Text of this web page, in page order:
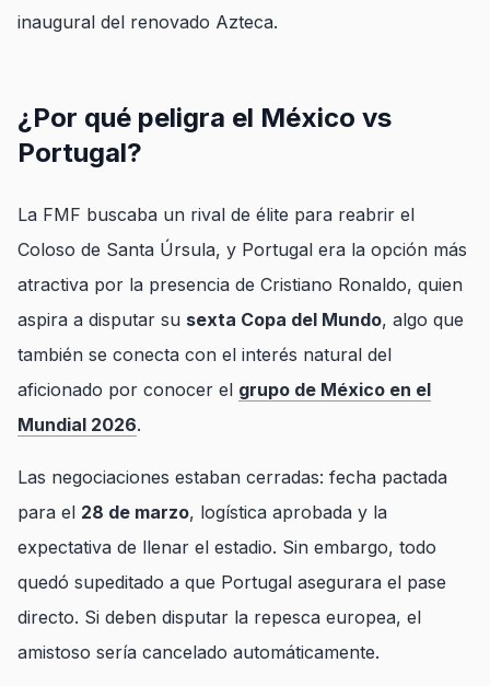
inaugural del renovado Azteca.
¿Por qué peligra el México vs
Portugal?
La FMF buscaba un rival de élite para reabrir el
Coloso de Santa Úrsula, y Portugal era la opción más
atractiva por la presencia de Cristiano Ronaldo, quien
aspira a disputar su sexta Copa del Mundo, algo que
también se conecta con el interés natural del
aficionado por conocer el grupo de México en el
Mundial 2026.
Las negociaciones estaban cerradas: fecha pactada
para el 28 de marzo, logística aprobada y la
expectativa de llenar el estadio. Sin embargo, todo
quedó supeditado a que Portugal asegurara el pase
directo. Si deben disputar la repesca europea, el
amistoso sería cancelado automáticamente.